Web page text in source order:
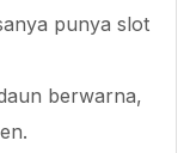
punya slot
berwarna,